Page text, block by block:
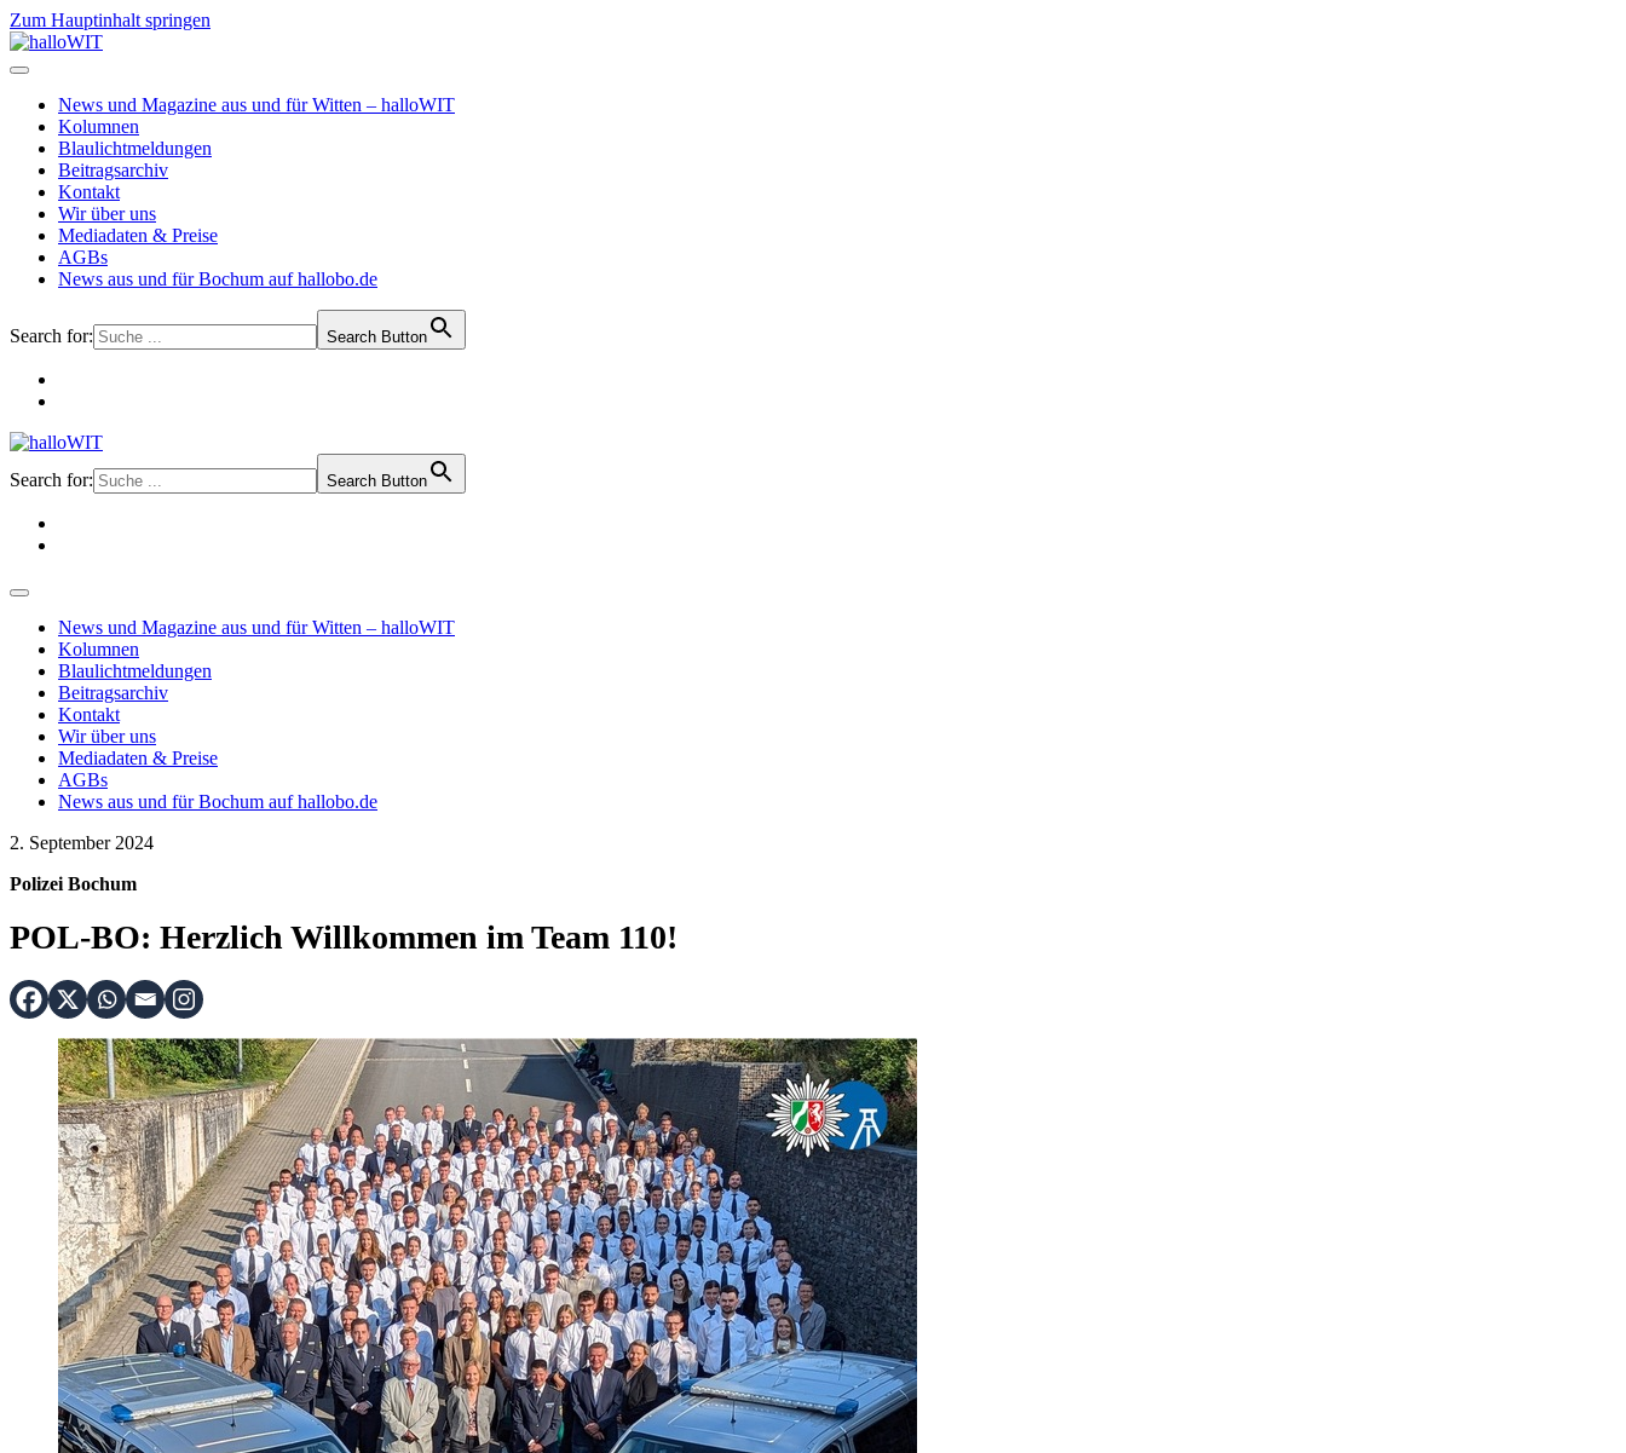
Zum Hauptinhalt springen
News und Magazine aus und für Witten – halloWIT
Kolumnen
Blaulichtmeldungen
Beitragsarchiv
Kontakt
Wir über uns
Mediadaten & Preise
AGBs
News aus und für Bochum auf hallobo.de
Search for: Search Button
Search for: Search Button
News und Magazine aus und für Witten – halloWIT
Kolumnen
Blaulichtmeldungen
Beitragsarchiv
Kontakt
Wir über uns
Mediadaten & Preise
AGBs
News aus und für Bochum auf hallobo.de
2. September 2024
Polizei Bochum
POL-BO: Herzlich Willkommen im Team 110!